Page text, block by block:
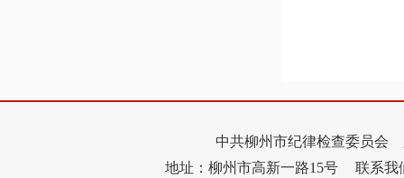
中共柳州市纪律检查委员会
地址：柳州市高新一路15号
联系我